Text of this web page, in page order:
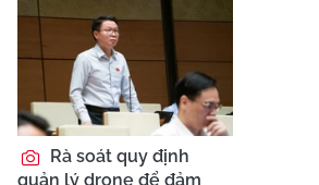
Rà soát quy định
quản lý drone để đảm